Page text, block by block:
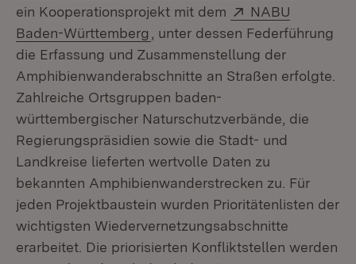
ein Kooperationsprojekt mit dem
Extern:
NABU
Baden-Württemberg (Öffnet in neuem Fenster)
, unter dessen Federführung
die Erfassung und Zusammenstellung der
Amphibienwanderabschnitte an Straßen erfolgte.
Zahlreiche Ortsgruppen baden-
württembergischer Naturschutzverbände, die
Regierungspräsidien sowie die Stadt- und
Landkreise lieferten wertvolle Daten zu
bekannten Amphibienwanderstrecken zu. Für
jeden Projektbaustein wurden Prioritätenlisten der
wichtigsten Wiedervernetzungsabschnitte
erarbeitet. Die priorisierten Konfliktstellen werden